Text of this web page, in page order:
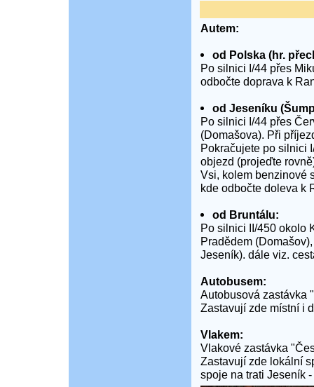
Autem:
od Polska (hr.
Po silnici I/44 přes
odbočte doprava k
od Jeseníku
Po silnici I/44 přes
(Domašova). Při
Pokračujete po silnici
objezd (projeďte
Vsi, kolem benzinové
kde odbočte doleva k
od Bruntálu:
Po silnici II/450 okolo
Pradědem
Jeseník). dále viz.
Autobusem:
Autobusová zastávka
Zastavují zde místní i
Vlakem:
Vlakové zastávka
Zastavují zde lokální
spoje na trati Jeseník -